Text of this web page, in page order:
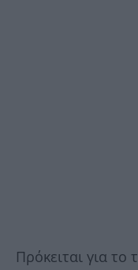
Πρόκειται για